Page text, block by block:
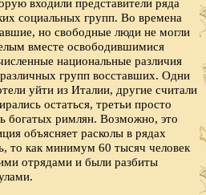
входили представители ряда
социальных групп. Во времена
но свободные люди не могли
вместе освободившимися
национальные различия
групп восставших. Одни
уйти из Италии, другие считали
остаться, третьи просто
богатых римлян. Возможно, это
объясняет расколы в рядах
то как минимум 60 тысяч человек
отрядами и были разбиты